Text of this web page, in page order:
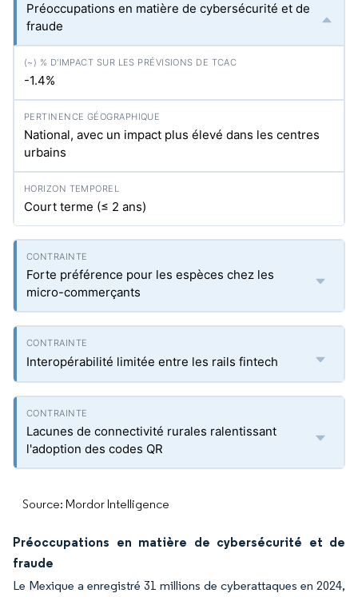
Préoccupations en matière de cybersécurité et de
fraude
-1.4%
National, avec un impact plus élevé dans les centres
urbains
Court terme (≤ 2 ans)
Forte préférence pour les espèces chez les
micro-commerçants
Interopérabilité limitée entre les rails fintech
Lacunes de connectivité rurales ralentissant
l'adoption des codes QR
Source: Mordor Intelligence
Préoccupations en matière de cybersécurité et de
fraude
Le Mexique a enregistré 31 millions de cyberattaques en 2024,